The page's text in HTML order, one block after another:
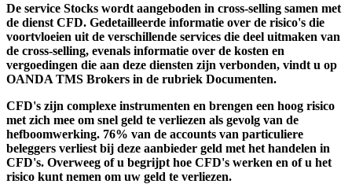
De service Stocks wordt aangeboden in cross-selling samen met
de dienst CFD. Gedetailleerde informatie over de risico's die
voortvloeien uit de verschillende services die deel uitmaken van
de cross-selling, evenals informatie over de kosten en
vergoedingen die aan deze diensten zijn verbonden, vindt u op
OANDA TMS Brokers in de rubriek Documenten.
CFD's zijn complexe instrumenten en brengen een hoog risico
met zich mee om snel geld te verliezen als gevolg van de
hefboomwerking. 76% van de accounts van particuliere
beleggers verliest bij deze aanbieder geld met het handelen in
CFD's. Overweeg of u begrijpt hoe CFD's werken en of u het
risico kunt nemen om uw geld te verliezen.